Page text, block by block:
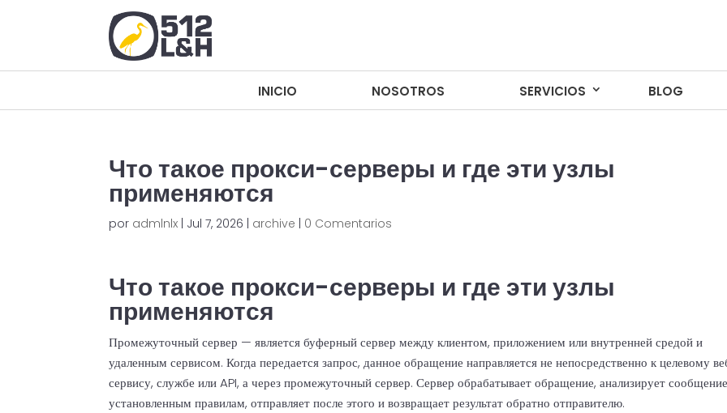
INICIO NOSOTROS SERVICIOS BLOG
INICIO NOSOTROS SERVICIOS BLOG
Что такое прокси-серверы и где эти узлы
применяются
por admlnlx Jul 7, 2026 archive 0 Comentarios
Что такое прокси-серверы и где эти узлы
применяются
Промежуточный сервер — является буферный сервер между клиентом, приложением или внутренней средой и
удаленным сервисом. Когда передается запрос, данное обращение направляется не непосредственно к целевому
сервису, службе или API, а через промежуточный сервер. Сервер обрабатывает обращение, анализирует
установленным правилам, отправляет после этого и возвращает результат обратно отправителю.